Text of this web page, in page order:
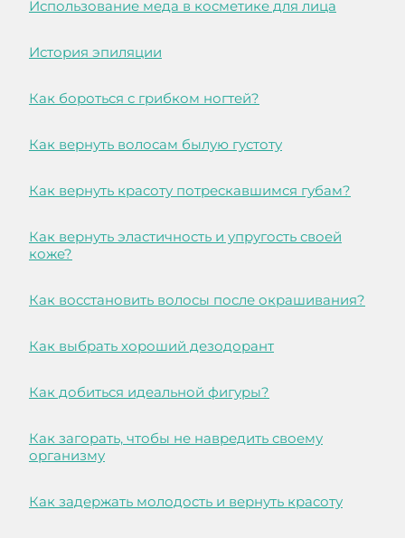
Использование меда в косметике для лица
История эпиляции
Как бороться с грибком ногтей?
Как вернуть волосам былую густоту
Как вернуть красоту потрескавшимся губам?
Как вернуть эластичность и упругость своей
коже?
Как восстановить волосы после окрашивания?
Как выбрать хороший дезодорант
Как добиться идеальной фигуры?
Как загорать, чтобы не навредить своему
организму
Как задержать молодость и вернуть красоту